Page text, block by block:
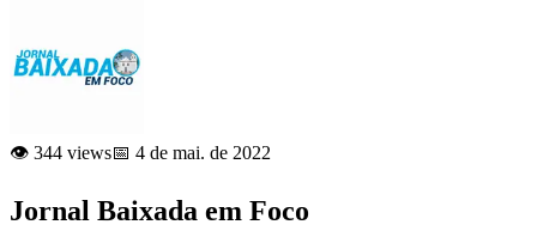
👁️ 344 views📅 4 de mai. de 2022
Jornal Baixada em Foco